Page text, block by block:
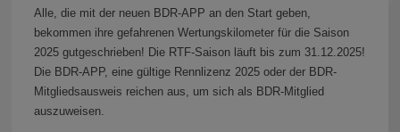
Alle, die mit der neuen BDR-APP an den Start geben,
bekommen ihre gefahrenen Wertungskilometer für die Saison
2025 gutgeschrieben! Die RTF-Saison läuft bis zum 31.12.2025!
Die BDR-APP, eine gültige Rennlizenz 2025 oder der BDR-
Mitgliedsausweis reichen aus, um sich als BDR-Mitglied
auszuweisen.